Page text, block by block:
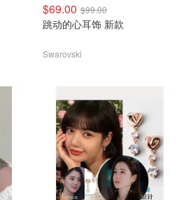
$69.00 $99.00
跳动的心耳饰 新款
Swarovski